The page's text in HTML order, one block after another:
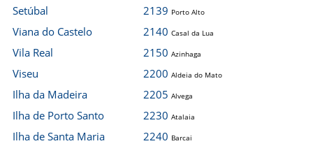
Setúbal
Viana do Castelo
Vila Real
Viseu
Ilha da Madeira
Ilha de Porto Santo
Ilha de Santa Maria
2139 Porto Alto
2140 Casal da Lua
2150 Azinhaga
2200 Aldeia do Mato
2205 Alvega
2230 Atalaia
2240 Barcai